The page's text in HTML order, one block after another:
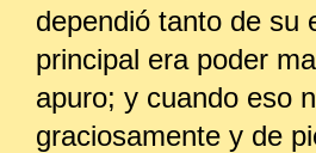
dependió tanto de su
principal era poder
apuro; y cuando eso
graciosamente y de